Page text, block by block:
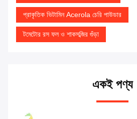
প্রাকৃতিক ভিটামিন Acerola চেরি পাউডার
টমেটোর রস ফল ও শাকসব্জির গুঁড়া
একই পণ্য